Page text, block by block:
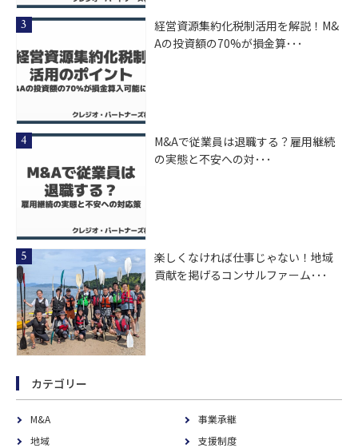
経営資源集約化税制活用を解説！M&
Aの投資額の70%が損金算･･･
M&Aで従業員は退職する？雇用継続
の実態と不安への対･･･
楽しくなければ仕事じゃない！地域
貢献を掲げるコンサルファーム･･･
カテゴリー
M&A
事業承継
地域
支援制度